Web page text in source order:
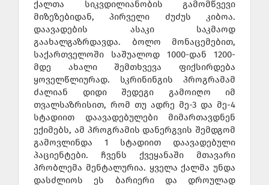
ქალთა სიკვდილიანობის გამომწვევი
მიზეზებიდან, პირველი ძუძუს კიბოა.
დაავადების ასაკი საკმაოდ
გაახალგაზრდავდა. ბოლო მონაცემებით,
საქართველოში საშუალოდ 1000-დან 1200-
მდე ახალი შემთხვევა ფიქსირდება
ყოველწლიურად. სკრინინგის პროგრამამ
ძალიან დიდი შედეგი გამოიღო იმ
თვალსაზრისით, რომ თუ ადრე მე-3 და მე-4
სტადიით დაავადებულები მიმართავდნენ
ექიმებს, ამ პროგრამის დანერგვის შემდგომ
გამოვლინდა 1 სტადიით დაავადებული
პაციენტები. ჩვენს ქვეყანაში მთავარი
პრობლემა მენტალურია. ყველა ქალმა უნდა
დასძლიოს ეს ბარიერი და დროულად